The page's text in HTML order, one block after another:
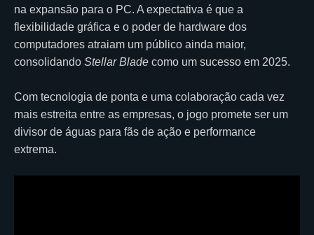
na expansão para o PC. A expectativa é que a
flexibilidade gráfica e o poder de hardware dos
computadores atraiam um público ainda maior,
consolidando Stellar Blade como um sucesso em 2025.
Com tecnologia de ponta e uma colaboração cada vez
mais estreita entre as empresas, o jogo promete ser um
divisor de águas para fãs de ação e performance
extrema.